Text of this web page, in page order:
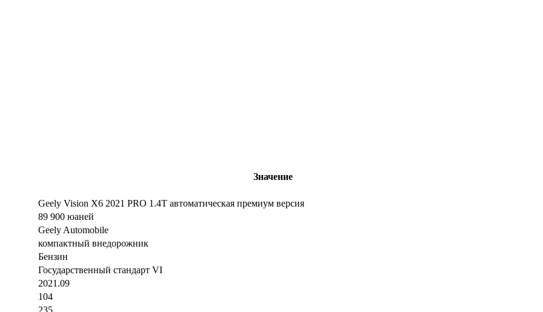
Значение
Geely Vision X6 2021 PRO 1.4T автоматическая премиум версия
89 900 юаней
Geely Automobile
компактный внедорожник
Бензин
Государственный стандарт VI
2021.09
104
235